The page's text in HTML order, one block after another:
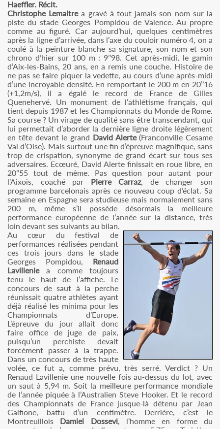
Haeffler. Récit.
Christophe Lemaitrea gravé à tout jamais son nom sur la
piste du stade Georges Pompidou de Valence. Au propre
comme au figuré. Car aujourd’hui, quelques centimètres
après la ligne d’arrivée, dans l’axe du couloir numéro 4, on a
coulé à la peinture blanche sa signature, son nom et son
chrono d’hier sur 100 m : 9’’98. Cet après-midi, le gamin
d’Aix-les-Bains, 20 ans, en a remis une couche. Histoire de
ne pas se faire piquer la vedette, au cours d’une après-midi
d’une incroyable densité. En remportant le 200 m en 20’’16
(+1,2m/s), il a égalé le record de France de Gilles
Quenehervé. Un monument de l’athlétisme français, qui
tient depuis 1987 et les Championnats du Monde de Rome.
Sa course ? Un virage de qualité sans être transcendant, qui
lui permettait d’aborder la dernière ligne droite légèrement
en tête devant le grand David Alerte(Franconville Cesame
Val d’Oise). Mais surtout une fin d’épreuve magnifique, sans
trop de crispation, synonyme de grand écart sur tous ses
adversaires. Ecœuré, David Alerte finissait en roue libre, en
20’’55 tout de même. Pas question pour autant pour
l’Aixois, coaché par Pierre Carraz, de changer son
programme barcelonais après ce nouveau coup d’éclat. Sa
semaine en Espagne sera studieuse mais normalement sans
200 m, même s’il possède désormais la meilleure
performance européenne de l’année sur la distance, très
loin devant ses suivants au bilan.
Au cœur du festival de
performances réalisées pendant
ces trois jours dans le stade
Georges Pompidou, Renaud
Lavilleniea comme toujours
tenu le haut de l’affiche. Le
concours de saut à la perche
réunissait quatre athlètes ayant
déjà réalisé les minima pour les
Championnats d’Europe.
L’épreuve du jour allait donc
faire office de juge de paix,
puisqu’un perchiste devait
forcément passer à la trappe.
Dans un concours de très haute
volée, ce fut a, comme prévu, très serré. Verdict ? Un
Renaud Lavillenie une nouvelle fois au-dessus du lot, avec
un saut à 5,94 m. Soit la meilleure performance mondiale
de l’année piquée à l’Australien Steve Hooker. Et le record
des Championnats de France jusque-là détenu par Jean
Galfione, battu d’un centimètre. Derrière, c’est le
Montreuillois Damiel Dossevi, l’homme en forme du